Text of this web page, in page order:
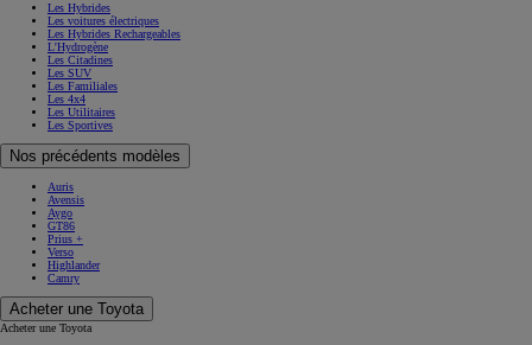
Les Hybrides
Les voitures électriques
Les Hybrides Rechargeables
L'Hydrogène
Les Citadines
Les SUV
Les Familiales
Les 4x4
Les Utilitaires
Les Sportives
Nos précédents modèles
Auris
Avensis
Aygo
GT86
Prius +
Verso
Highlander
Camry
Acheter une Toyota
Acheter une Toyota